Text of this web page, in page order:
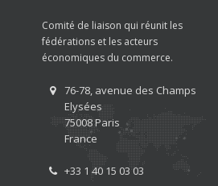
Comité de liaison qui réunit les
fédérations et les acteurs
économiques du commerce.
76-78, avenue des Champs
Elysées
75008 Paris
France
+33 1 40 15 03 03